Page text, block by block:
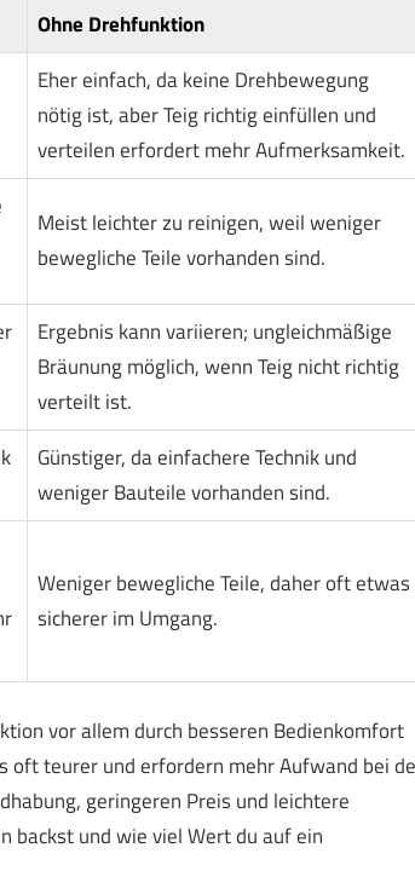
Ohne Drehfunktion
Eher einfach, da keine Drehbewegung
nötig ist, aber Teig richtig einfüllen und
verteilen erfordert mehr Aufmerksamkeit.
Meist leichter zu reinigen, weil weniger
bewegliche Teile vorhanden sind.
Ergebnis kann variieren; ungleichmäßige
Bräunung möglich, wenn Teig nicht richtig
verteilt ist.
Günstiger, da einfachere Technik und
weniger Bauteile vorhanden sind.
Weniger bewegliche Teile, daher oft etwas
sicherer im Umgang.
vor allem durch besseren Bedienkomfort
oft teurer und erfordern mehr Aufwand bei
geringeren Preis und leichtere
backst und wie viel Wert du auf ein